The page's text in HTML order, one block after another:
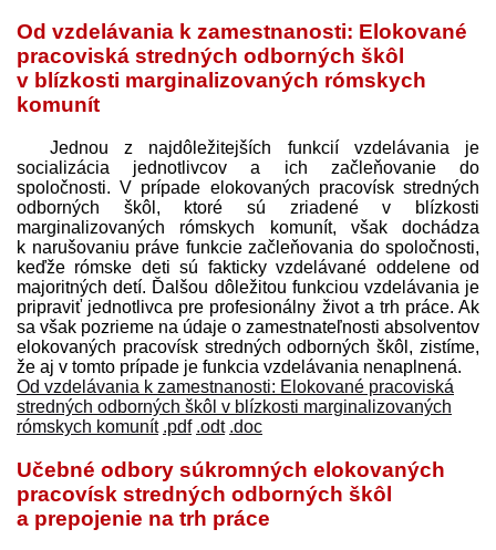
Od vzdelávania k zamestnanosti: Elokované
pracoviská stredných odborných škôl
v blízkosti marginalizovaných rómskych
komunít
Jednou z najdôležitejších funkcií vzdelávania je
socializácia jednotlivcov a ich začleňovanie do
spoločnosti. V prípade elokovaných pracovísk stredných
odborných škôl, ktoré sú zriadené v blízkosti
marginalizovaných rómskych komunít, však dochádza
k narušovaniu práve funkcie začleňovania do spoločnosti,
keďže rómske deti sú fakticky vzdelávané oddelene od
majoritných detí. Ďalšou dôležitou funkciou vzdelávania je
pripraviť jednotlivca pre profesionálny život a trh práce. Ak
sa však pozrieme na údaje o zamestnateľnosti absolventov
elokovaných pracovísk stredných odborných škôl, zistíme,
že aj v tomto prípade je funkcia vzdelávania nenaplnená.
Od vzdelávania k zamestnanosti: Elokované pracoviská
stredných odborných škôl v blízkosti marginalizovaných
rómskych komunít .pdf .odt .doc
Učebné odbory súkromných elokovaných
pracovísk stredných odborných škôl
a prepojenie na trh práce